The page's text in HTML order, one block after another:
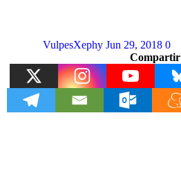
VulpesXephy Jun 29, 2018 0
Compartir